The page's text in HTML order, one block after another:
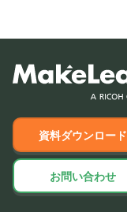
資料ダウンロード
お問い合わせ